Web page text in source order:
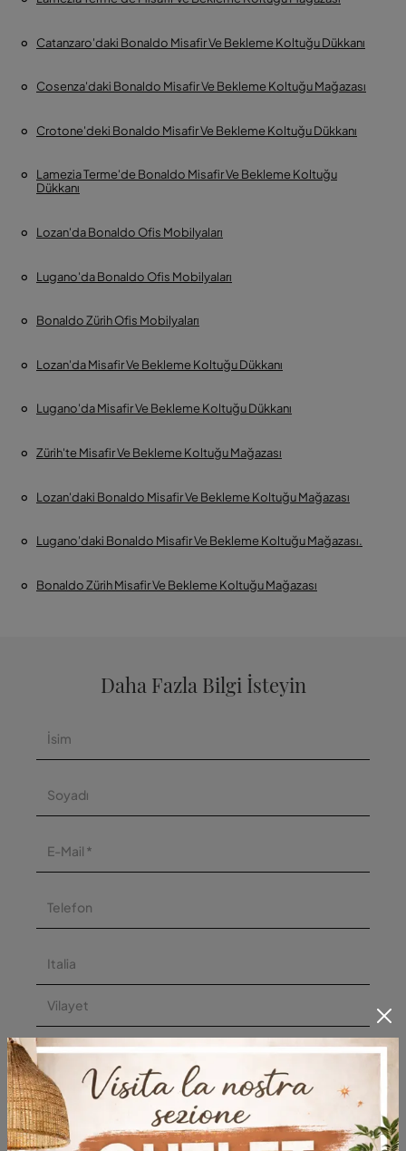
Catanzaro'daki Bonaldo Misafir Ve Bekleme Koltuğu Dükkanı
Cosenza'daki Bonaldo Misafir Ve Bekleme Koltuğu Mağazası
Crotone'deki Bonaldo Misafir Ve Bekleme Koltuğu Dükkanı
Lamezia Terme'de Bonaldo Misafir Ve Bekleme Koltuğu
Dükkanı
Lozan'da Bonaldo Ofis Mobilyaları
Lugano'da Bonaldo Ofis Mobilyaları
Bonaldo Zürih Ofis Mobilyaları
Lozan'da Misafir Ve Bekleme Koltuğu Dükkanı
Lugano'da Misafir Ve Bekleme Koltuğu Dükkanı
Zürih'te Misafir Ve Bekleme Koltuğu Mağazası
Lozan'daki Bonaldo Misafir Ve Bekleme Koltuğu Mağazası
Lugano'daki Bonaldo Misafir Ve Bekleme Koltuğu Mağazası.
Bonaldo Zürih Misafir Ve Bekleme Koltuğu Mağazası
Daha Fazla Bilgi İsteyin